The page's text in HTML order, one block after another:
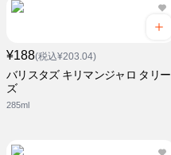
¥188(税込¥203.04)
バリスタズ キリマンジャロ タリー
ズ
285ml